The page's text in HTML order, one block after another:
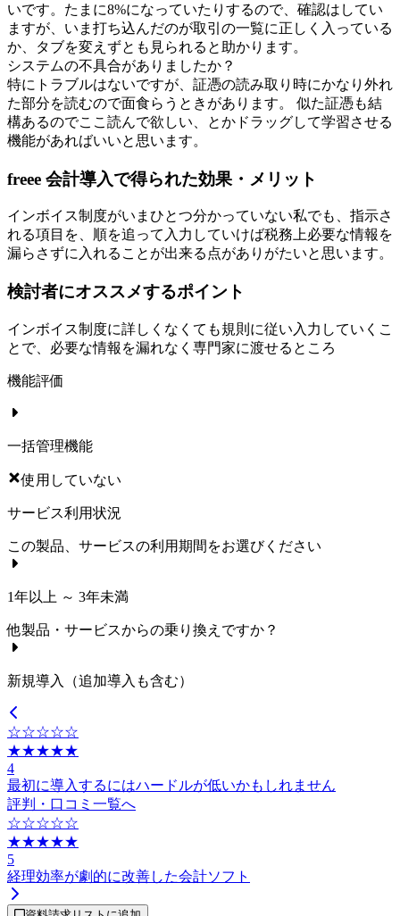
いです。たまに8%になっていたりするので、確認はしてい
ますが、いま打ち込んだのが取引の一覧に正しく入っている
か、タブを変えずとも見られると助かります。
システムの不具合がありましたか？
特にトラブルはないですが、証憑の読み取り時にかなり外れ
た部分を読むので面食らうときがあります。 似た証憑も結
構あるのでここ読んで欲しい、とかドラッグして学習させる
機能があればいいと思います。
freee 会計導入で得られた効果・メリット
インボイス制度がいまひとつ分かっていない私でも、指示さ
れる項目を、順を追って入力していけば税務上必要な情報を
漏らさずに入れることが出来る点がありがたいと思います。
検討者にオススメするポイント
インボイス制度に詳しくなくても規則に従い入力していくこ
とで、必要な情報を漏れなく専門家に渡せるところ
機能評価
一括管理機能
使用していない
サービス利用状況
この製品、サービスの利用期間をお選びください
1年以上 ～ 3年未満
他製品・サービスからの乗り換えですか？
新規導入（追加導入も含む）
☆☆☆☆☆
★★★★★
4
最初に導入するにはハードルが低いかもしれません
評判・口コミ一覧へ
☆☆☆☆☆
★★★★★
5
経理効率が劇的に改善した会計ソフト